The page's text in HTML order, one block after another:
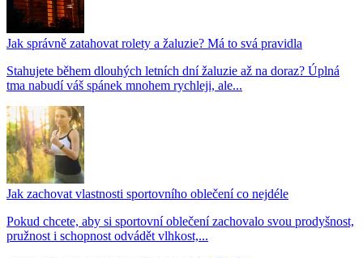
Jak správně zatahovat rolety a žaluzie? Má to svá pravidla
Stahujete během dlouhých letních dní žaluzie až na doraz? Úplná
tma nabudí váš spánek mnohem rychleji, ale...
Jak zachovat vlastnosti sportovního oblečení co nejdéle
Pokud chcete, aby si sportovní oblečení zachovalo svou prodyšnost,
pružnost i schopnost odvádět vlhkost,...